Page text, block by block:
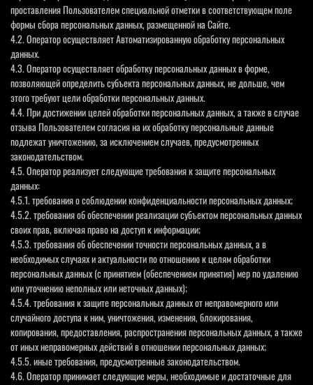
проставления Пользователем специальной отметки в соответствующем поле
формы сбора персональных данных, размещенной на Сайте.
4.2. Оператор осуществляет Автоматизированную обработку персональных
данных.
4.3. Оператор осуществляет обработку персональных данных в форме,
позволяющей определить субъекта персональных данных, не дольше, чем
этого требуют цели обработки персональных данных.
4.4. При достижении целей обработки персональных данных, а также в случае
отзыва Пользователем согласия на их обработку персональные данные
подлежат уничтожению, за исключением случаев, предусмотренных
законодательством.
4.5. Оператор реализует следующие требования к защите персональных
данных:
4.5.1. требования о соблюдении конфиденциальности персональных данных;
4.5.2. требования об обеспечении реализации субъектом персональных данных
своих прав, включая право на доступ к информации;
4.5.3. требования об обеспечении точности персональных данных, а в
необходимых случаях и актуальности по отношению к целям обработки
персональных данных (с принятием (обеспечением принятия) мер по удалению
или уточнению неполных или неточных данных);
4.5.4. требования к защите персональных данных от неправомерного или
случайного доступа к ним, уничтожения, изменения, блокирования,
копирования, предоставления, распространения персональных данных, а также
от иных неправомерных действий в отношении персональных данных;
4.5.5. иные требования, предусмотренные законодательством.
4.6. Оператор принимает следующие меры, необходимые и достаточные для